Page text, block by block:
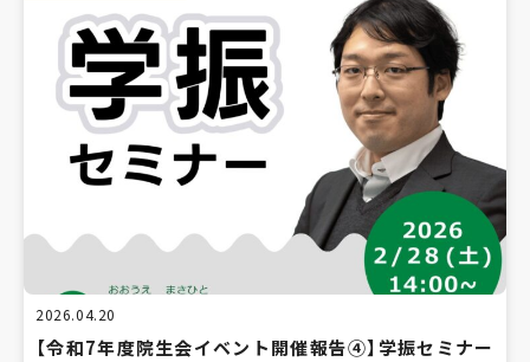
2026.04.20
【令和7年度院生会イベント開催報告④】学振セミナー